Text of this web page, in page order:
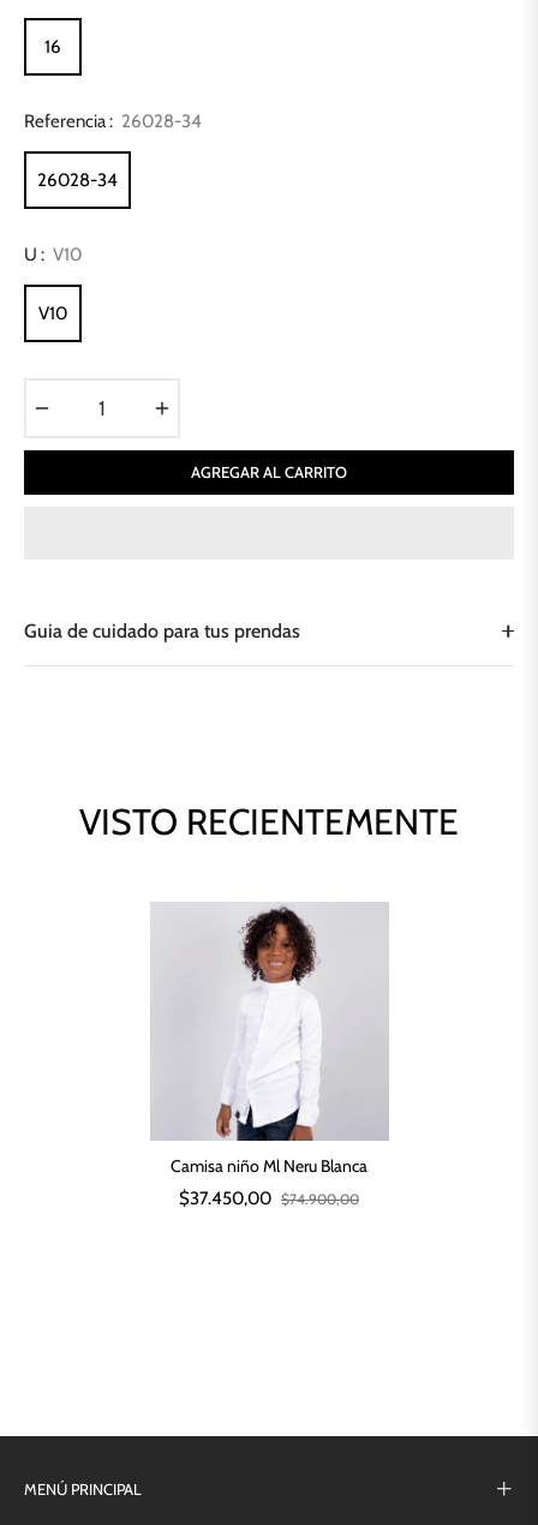
16
Referencia : 26028-34
26028-34
U : V10
V10
AGREGAR AL CARRITO
Guia de cuidado para tus prendas
VISTO RECIENTEMENTE
Camisa niño Ml Neru Blanca
$37.450,00 $74.900,00
MENÚ PRINCIPAL